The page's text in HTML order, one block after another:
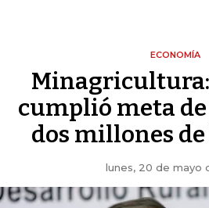
ECONOMÍA
cumplió meta
dos millones
lunes, 20 de mayo